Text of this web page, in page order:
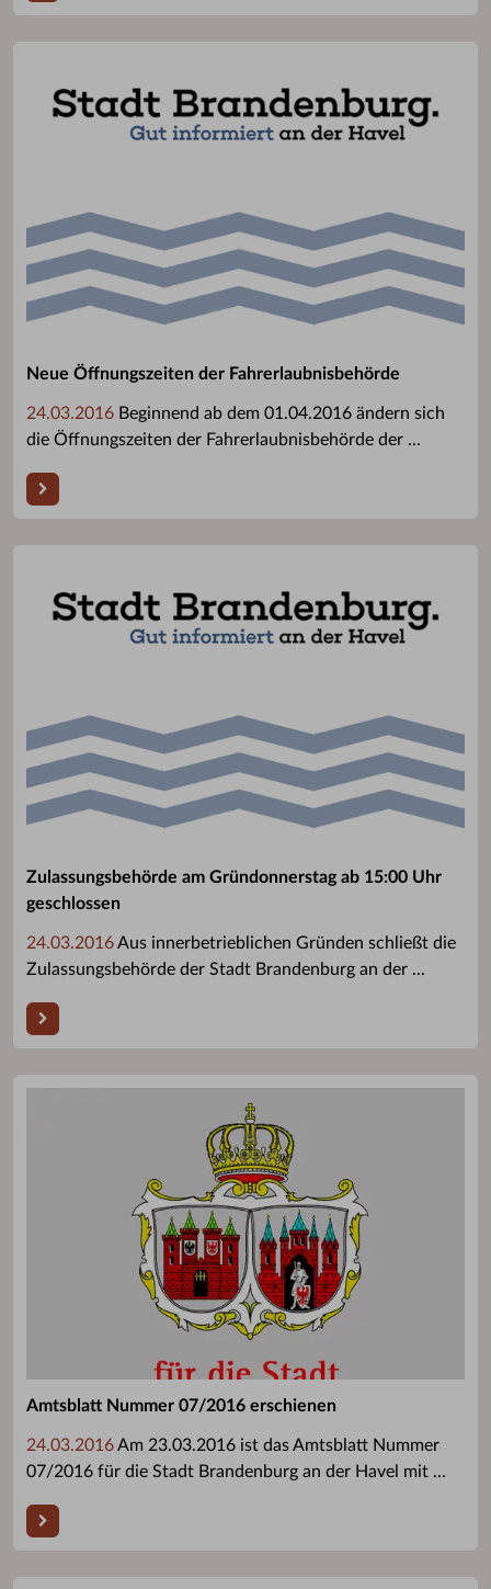
Neue Öffnungszeiten der Fahrerlaubnisbehörde
24.03.2016 Beginnend ab dem 01.04.2016 ändern sich
die Öffnungszeiten der Fahrerlaubnisbehörde der ...
Zulassungsbehörde am Gründonnerstag ab 15:00 Uhr
geschlossen
24.03.2016Aus innerbetrieblichen Gründen schließt die
Zulassungsbehörde der Stadt Brandenburg an der ...
Amtsblatt Nummer 07/2016 erschienen
24.03.2016Am 23.03.2016 ist das Amtsblatt Nummer
07/2016 für die Stadt Brandenburg an der Havel mit ...